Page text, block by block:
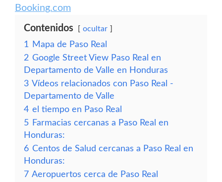
Booking.com
Contenidos ocultar
1
Mapa de Paso Real
2 Google Street View Paso Real en
Departamento de Valle en Honduras
3 Vídeos relacionados con Paso Real -
Departamento de Valle
4 el tiempo en Paso Real
5 Farmacias cercanas a Paso Real en
Honduras:
6 Centos de Salud cercanas a Paso Real en
Honduras:
7 Aeropuertos cerca de Paso Real